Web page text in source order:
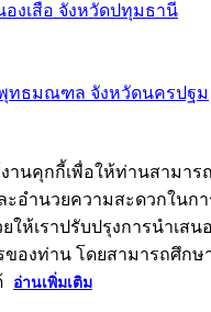
องเสือ จังหวัดปทุมธานี
ทธมณฑล จังหวัดนครปฐม
านคุกกี้เพื่อให้ท่านสามาร
ะอำนวยความสะดวกในก
ให้เราปรับปรุงการนำเสน
องท่าน โดยสามารถศึกษ
อ่านเพิ่มเติม